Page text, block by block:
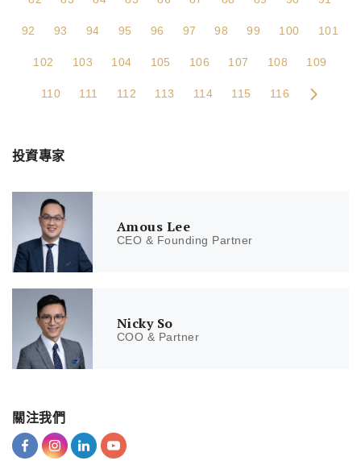
92 93 94 95 96 97 98 99 100 101
102 103 104 105 106 107 108 109
110 111 112 113 114 115 116
投資專家
Amous Lee
CEO & Founding Partner
Nicky So
COO & Partner
關注我們